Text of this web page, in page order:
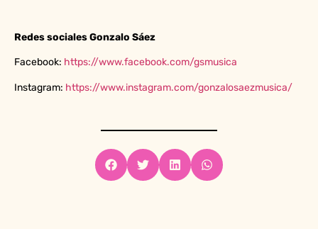
Redes sociales Gonzalo Sáez
Facebook: https://www.facebook.com/gsmusica
Instagram: https://www.instagram.com/gonzalosaezmusica/